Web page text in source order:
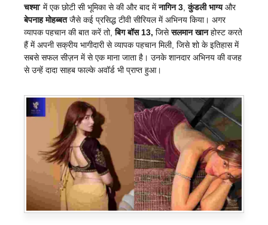
चश्मा‘ में एक छोटी सी भूमिका से की और बाद मेंनागिन 3 ,कुंडली भाग्यऔर
बेपनाह मोहब्बतजैसे कई प्रसिद्ध टीवी सीरियल में अभिनय किया। अगर
व्यापक पहचान की बात करें तो,बिग बॉस 13, जिसेसलमान खानहोस्ट करते
हैं में अपनी सक्रीय भागीदारी से व्यापक पहचान मिली, जिसे शो के इतिहास में
सबसे सफल सीज़न में से एक माना जाता है। उनके शानदार अभिनय की वजह
से उन्हें दादा साहब फाल्के अवॉर्ड भी प्राप्त हुआ।